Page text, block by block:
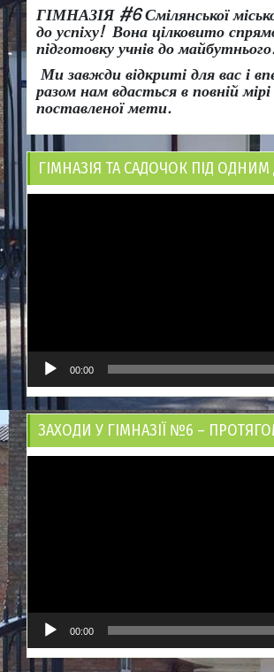
ГІМНАЗІЯ #6 Смілянської
до успіху! Вона цілковито
підготовку учнів до
Ми завжди відкриті для вас і
разом нам вдасться в повній
поставленої мети.
ГІМНАЗІЯ ТА САДОЧОК ПІД
00:00
ЗАХОДИ У ГІМНАЗІЇ №6 –
00:00